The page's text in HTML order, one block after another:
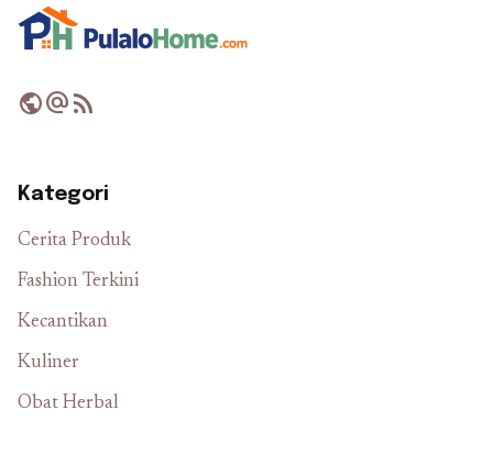
publicalternate_emailrss_feed
Kategori
Cerita Produk
Fashion Terkini
Kecantikan
Kuliner
Obat Herbal